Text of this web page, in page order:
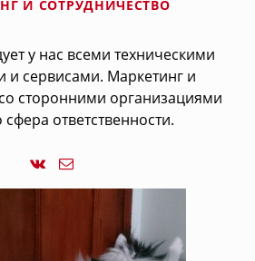
И СОТРУДНИЧЕСТВО
у нас всеми техническими
и сервисами. Маркетинг и
сторонними организациями
сфера ответственности.